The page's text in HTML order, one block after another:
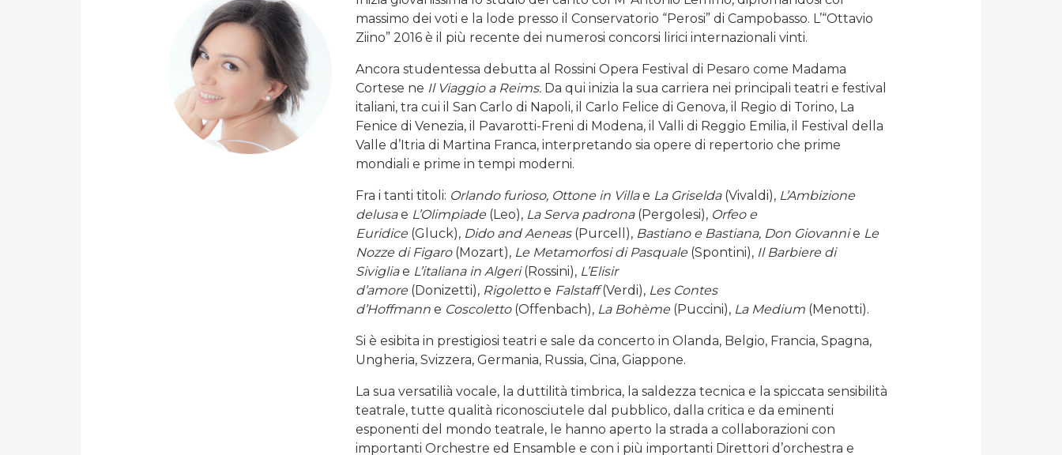
massimo dei voti e la lode presso il Conservatorio “Perosi” di Campobasso. L’“Ottavio
Ziino” 2016 è il più recente dei numerosi concorsi lirici internazionali vinti.
Ancora studentessa debutta al Rossini Opera Festival di Pesaro come Madama
Cortese ne Il Viaggio a Reims. Da qui inizia la sua carriera nei principali teatri e festival
italiani, tra cui il San Carlo di Napoli, il Carlo Felice di Genova, il Regio di Torino, La
Fenice di Venezia, il Pavarotti-Freni di Modena, il Valli di Reggio Emilia, il Festival della
Valle d’Itria di Martina Franca, interpretando sia opere di repertorio che prime
mondiali e prime in tempi moderni.
Fra i tanti titoli: Orlando furioso, Ottone in Villae La Griselda (Vivaldi), L’Ambizione
delusae L’Olimpiade (Leo), La Serva padrona (Pergolesi), Orfeo e
Euridice (Gluck), Dido and Aeneas (Purcell), Bastiano e Bastiana, Don Giovannie Le
Nozze di Figaro (Mozart), Le Metamorfosi di Pasquale (Spontini), Il Barbiere di
Sivigliae L’italiana in Algeri(Rossini), L’Elisir
d’amore (Donizetti), Rigolettoe Falstaff(Verdi), Les Contes
d’Hoffmann e Coscoletto (Offenbach), La Bohème (Puccini), La Medium (Menotti).
Si è esibita in prestigiosi teatri e sale da concerto in Olanda, Belgio, Francia, Spagna,
Ungheria, Svizzera, Germania, Russia, Cina, Giappone.
La sua versatilià vocale, la duttilità timbrica, la saldezza tecnica e la spiccata sensibilità
teatrale, tutte qualità riconosciutele dal pubblico, dalla critica e da eminenti
esponenti del mondo teatrale, le hanno aperto la strada a collaborazioni con
importanti Orchestre ed Ensamble e con i più importanti Direttori d’orchestra e